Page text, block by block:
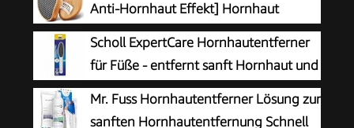
Anti-Hornhaut Effekt] Hornhaut
Entfernen Fuß - Zur Fußpflege für
schöne Füße - Effektives Nano Glas -
Professionelle Pediküre - Premium Bimsstein
Fußpflege (Schwarz)
Scholl ExpertCare Hornhautentferner
für Füße - entfernt sanft Hornhaut und
raue Haut, mit grober und feiner
Reibefläche, effektive Fußpflege für sofort
Mr. Fuss Hornhautentferner Lösung zur
sanften Hornhautentfernung Schnell